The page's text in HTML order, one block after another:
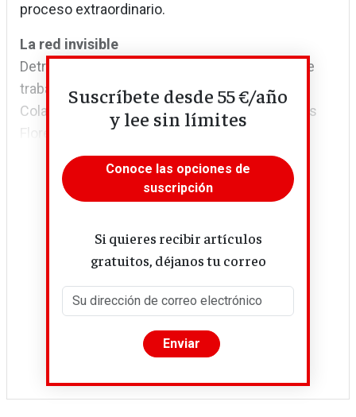
proceso extraordinario.
La red invisible
Detrás de muchas solicitudes hay semanas de
trabajo de ONG inscritas en el Registro de
Colaboradores de Extranjería (RECEX). Milagros
Flores Gamarra, una de las...
Suscríbete desde 55 €/año
y lee sin límites
Conoce las opciones de
suscripción
Si quieres recibir artículos
gratuitos, déjanos tu correo